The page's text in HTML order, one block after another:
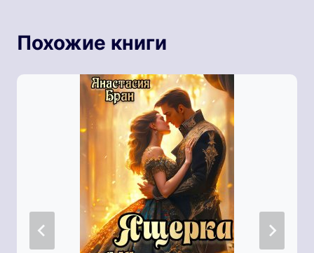
Похожие книги